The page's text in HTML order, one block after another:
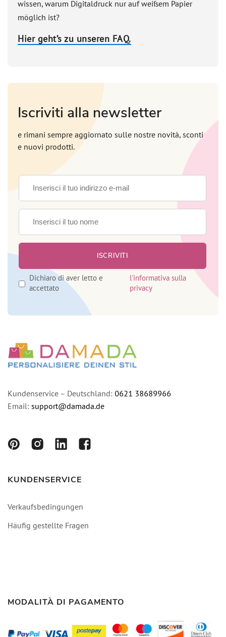
wissen, warum Digitaldruck nur auf weißem Papier
möglich ist?
Hier geht’s zu unseren FAQ.
Iscriviti alla newsletter
e rimani sempre aggiornato sulle nostre novità, sconti
e nuovi prodotti.
Dichiaro di aver letto e
accettato
l'informativa sulla
privacy
Kundenservice – Deutschland: 0621 38689966
Email: support@damada.de
KUNDENSERVICE
Verkaufsbedingungen
Häufig gestellte Fragen
MODALITÀ DI PAGAMENTO